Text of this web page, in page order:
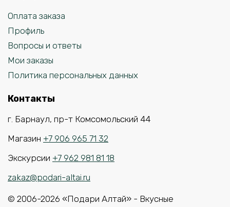
Оплата заказа
Профиль
Вопросы и ответы
Мои заказы
Политика персональных данных
Контакты
г. Барнаул, пр-т Комсомольский 44
Магазин +7 906 965 71 32
Экскурсии +7 962 981 81 18
zakaz@podari-altai.ru
© 2006-2026 «Подари Алтай» - Вкусные